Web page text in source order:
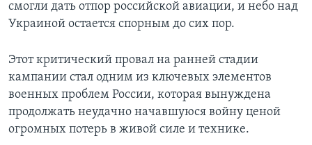
смогли дать отпор российской авиации, и небо над
Украиной остается спорным до сих пор.
Этот критический провал на ранней стадии
кампании стал одним из ключевых элементов
военных проблем России, которая вынуждена
продолжать неудачно начавшуюся войну ценой
огромных потерь в живой силе и технике.